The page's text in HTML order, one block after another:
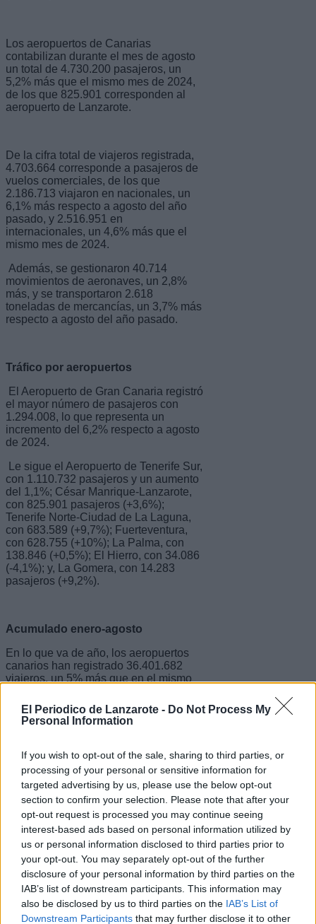
El Periodico de Lanzarote - Do Not Process My
Personal Information
If you wish to opt-out of the sale, sharing to third parties, or
processing of your personal or sensitive information for
targeted advertising by us, please use the below opt-out
section to confirm your selection. Please note that after your
opt-out request is processed you may continue seeing
interest-based ads based on personal information utilized by
us or personal information disclosed to third parties prior to
your opt-out. You may separately opt-out of the further
disclosure of your personal information by third parties on the
IAB’s list of downstream participants. This information may
also be disclosed by us to third parties on the IAB’s List of
Downstream Participants that may further disclose it to other
Los aeropuertos de Canarias
contabilizan durante el mes de agosto
un total de 4.730.200 pasajeros, un
5,2% más que el mismo mes de 2024,
de los que 825.901 corresponden al
aeropuerto de Lanzarote.
De la cifra total de viajeros registrada,
4.703.664 corresponde a pasajeros de
vuelos comerciales, de los que
2.186.713 viajaron en nacionales, un
6,1% más respecto a agosto del año
pasado, y 2.516.951 en
internacionales, un 4,6% más que el
mismo mes de 2024.
Además, se gestionaron 40.714
movimientos de aeronaves, un 2,8%
más, y se transportaron 2.618
toneladas de mercancías, un 3,7% más
respecto a agosto del año pasado.
Tráfico por aeropuertos
El Aeropuerto de Gran Canaria registró
el mayor número de pasajeros con
1.294.008, lo que representa un
incremento del 6,2% respecto a agosto
de 2024.
Le sigue el Aeropuerto de Tenerife Sur,
con 1.110.732 pasajeros y un aumento
del 1,1%; César Manrique-Lanzarote,
con 825.901 pasajeros (+3,6%);
Tenerife Norte-Ciudad de La Laguna,
con 683.589 (+9,7%); Fuerteventura,
con 628.755 (+10%); La Palma, con
138.846 (+0,5%); El Hierro, con 34.086
(-4,1%); y, La Gomera, con 14.283
pasajeros (+9,2%).
Acumulado enero-agosto
En lo que va de año, los aeropuertos
canarios han registrado 36.401.682
viajeros, un 5% más que en el mismo
De los 36.185.568 pasajeros
comerciales, 14.993.983 viajaron en
21.191.585 lo hicieron en vuelos
internacionales, un 5% más respecto al
acumulado en este mismo periodo de
2024.
De enero a agosto de 2025, se
gestionaron 321.755 movimientos de
aeronaves, un 4,7% más que en el
pasado año, y se registraron 21.283
toneladas de mercancías
transportadas, un -1,8% menos que en
2024.